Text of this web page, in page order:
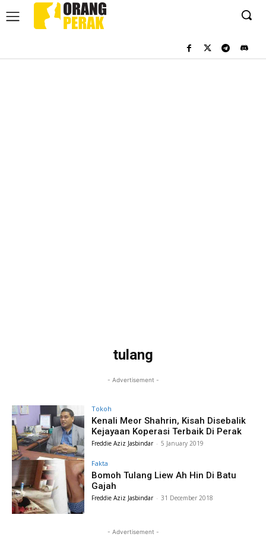
tulang
- Advertisement -
Tokoh
Kenali Meor Shahrin, Kisah Disebalik
Kejayaan Koperasi Terbaik Di Perak
Freddie Aziz Jasbindar - 5 January 2019
Fakta
Bomoh Tulang Liew Ah Hin Di Batu
Gajah
Freddie Aziz Jasbindar - 31 December 2018
- Advertisement -